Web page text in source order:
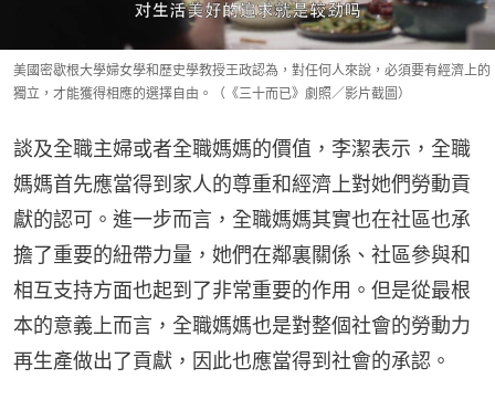
美國密歇根大學婦女學和歷史學教授王政認為，對任何人來說，必須要有經濟上的
獨立，才能獲得相應的選擇自由。（《三十而已》劇照／影片截圖）
談及全職主婦或者全職媽媽的價值，李潔表示，全職
媽媽首先應當得到家人的尊重和經濟上對她們勞動貢
獻的認可。進一步而言，全職媽媽其實也在社區也承
擔了重要的紐帶力量，她們在鄰裏關係、社區參與和
相互支持方面也起到了非常重要的作用。但是從最根
本的意義上而言，全職媽媽也是對整個社會的勞動力
再生產做出了貢獻，因此也應當得到社會的承認。